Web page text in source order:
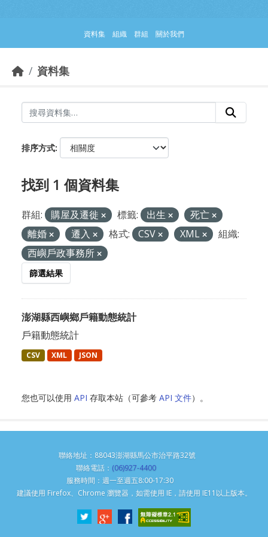
資料集 組織 群組 關於我們
資料集
排序方式
找到 1 個資料集
群組: 購屋及遷徙 標籤: 出生
死亡
離婚
遷入 格式: CSV XML
組織:
西嶼戶政事務所
篩選結果
澎湖縣西嶼鄉戶籍動態統計
戶籍動態統計
CSV XML JSON
您也可以使用 API 存取本站（可參考 API 文件）。
聯絡地址：88043澎湖縣馬公市治平路32號
聯絡電話： (06)927-4400
服務時間：週一至週五8:00-17:30
建議使用 Firefox、Chrome 瀏覽器，如需使用 IE，請使用 IE11以上版本。